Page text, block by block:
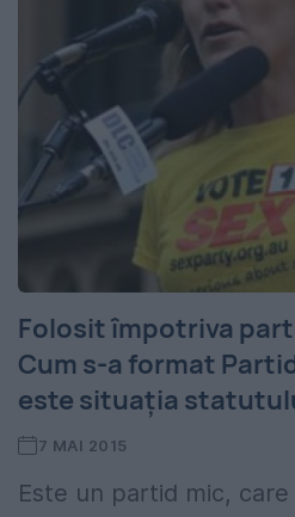
Folosit împotriva
Cum s-a format
este situaţia
7 MAI 2015
Este un partid mic,